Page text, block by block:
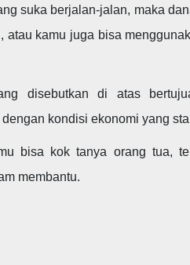
suka berjalan-jalan, maka
atau kamu juga bisa
disebutkan di atas
kondisi ekonomi yang
bisa kok tanya orang tua,
membantu.